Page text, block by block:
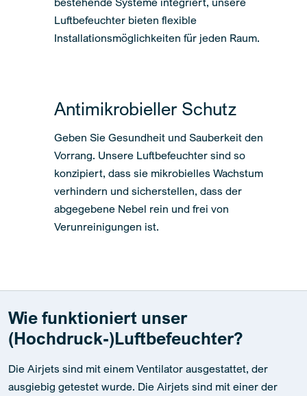
Luftbefeuchter bieten flexible
Installationsmöglichkeiten für jeden Raum.
Antimikrobieller Schutz
Geben Sie Gesundheit und Sauberkeit den
Vorrang. Unsere Luftbefeuchter sind so
konzipiert, dass sie mikrobielles Wachstum
verhindern und sicherstellen, dass der
abgegebene Nebel rein und frei von
Verunreinigungen ist.
Wie funktioniert unser
(Hochdruck-)Luftbefeuchter?
Die Airjets sind mit einem Ventilator ausgestattet, der
ausgiebig getestet wurde. Die Airjets sind mit einer der